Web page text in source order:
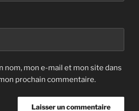
nom, mon e-mail et mon site dans
prochain commentaire.